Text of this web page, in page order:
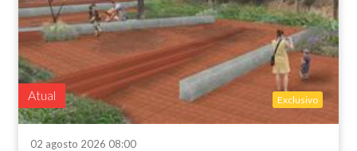
Atual Exclusivo
02 agosto 2026 08:00